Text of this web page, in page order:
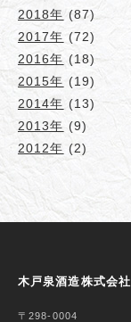
2018年 (87)
2017年 (72)
2016年 (18)
2015年 (19)
2014年 (13)
2013年 (9)
2012年 (2)
木戸泉酒造株式会社
〒298-0004